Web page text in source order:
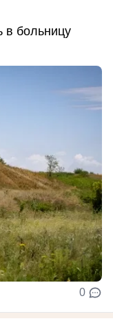
в больницу
0